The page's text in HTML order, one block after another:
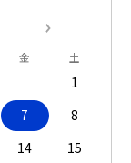
金 土
1
7
8
14
15